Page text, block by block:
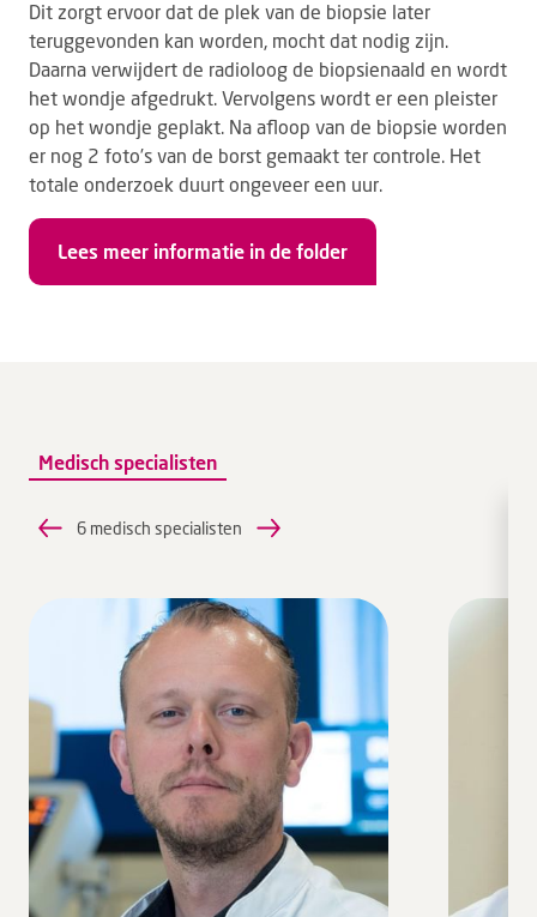
Dit zorgt ervoor dat de plek van de biopsie later
teruggevonden kan worden, mocht dat nodig zijn.
Daarna verwijdert de radioloog de biopsienaald en wordt
het wondje afgedrukt. Vervolgens wordt er een pleister
op het wondje geplakt. Na afloop van de biopsie worden
er nog 2 foto’s van de borst gemaakt ter controle. Het
totale onderzoek duurt ongeveer een uur.
Lees meer informatie in de folder
Medisch specialisten
6 medisch specialisten